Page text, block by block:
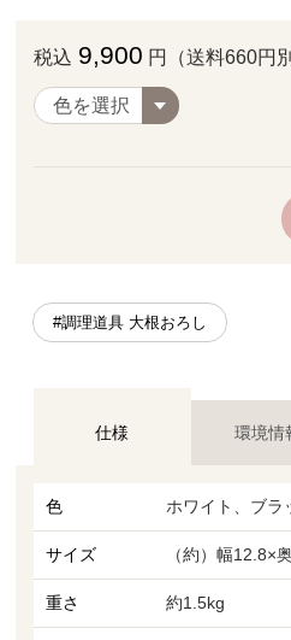
税込 9,900 円（送料660円別
#調理道具 大根おろし
仕様 環境情
色 ホワイト、ブラ
サイズ （約）幅12.8×
重さ 約1.5kg